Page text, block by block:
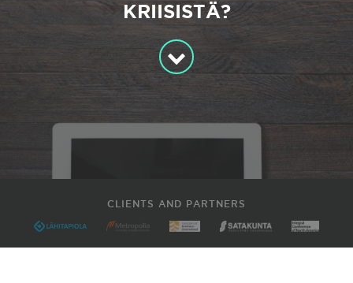
KRIISISTÄ?
CLIENTS AND PARTNERS